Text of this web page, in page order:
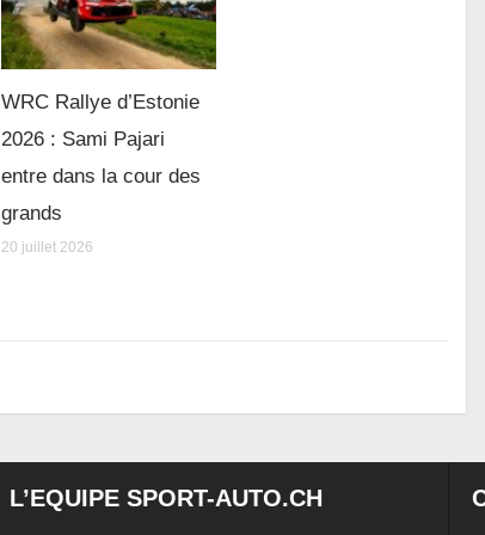
WRC Rallye d’Estonie
2026 : Sami Pajari
entre dans la cour des
grands
20 juillet 2026
L’EQUIPE SPORT-AUTO.CH